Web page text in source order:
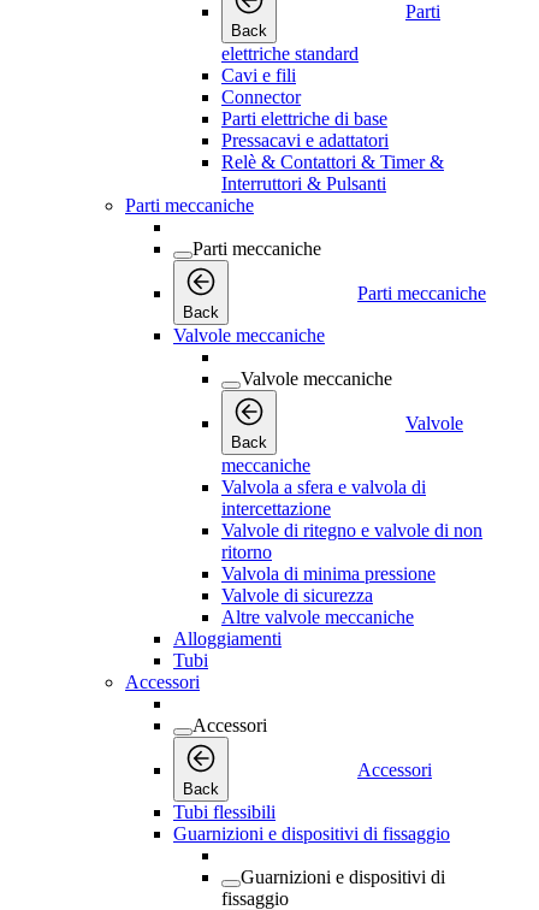
Back
Parti
elettriche standard
Cavi e fili
Connector
Parti elettriche di base
Pressacavi e adattatori
Relè & Contattori & Timer &
Interruttori & Pulsanti
Parti meccaniche
Parti meccaniche
Back
Parti meccaniche
Valvole meccaniche
Valvole meccaniche
Back
Valvole
meccaniche
Valvola a sfera e valvola di
intercettazione
Valvole di ritegno e valvole di non
ritorno
Valvola di minima pressione
Valvole di sicurezza
Altre valvole meccaniche
Alloggiamenti
Tubi
Accessori
Accessori
Back
Accessori
Tubi flessibili
Guarnizioni e dispositivi di fissaggio
Guarnizioni e dispositivi di
fissaggio